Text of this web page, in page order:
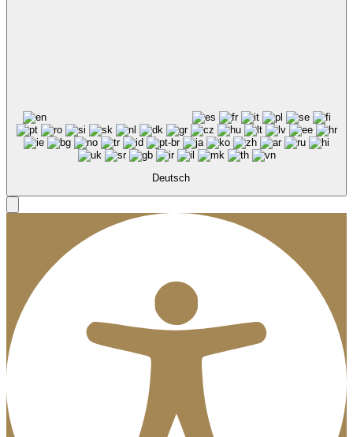
Deutsch